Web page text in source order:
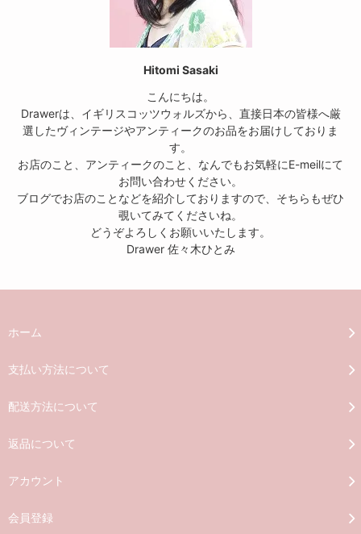
Hitomi Sasaki
こんにちは。
Drawerは、イギリスコッツウォルズから、直接日本の皆様へ厳
選したヴィンテージやアンティークのお品をお届けしておりま
す。
お店のこと、アンティークのこと、なんでもお気軽にE-meilにて
お問い合わせください。
ブログでお店のことなどを紹介しておりますので、そちらもぜひ
覗いてみてくださいね。
どうぞよろしくお願いいたします。
Drawer 佐々木ひとみ
ホーム
支払い方法について
配送方法について
返品について
アカウント
会員登録